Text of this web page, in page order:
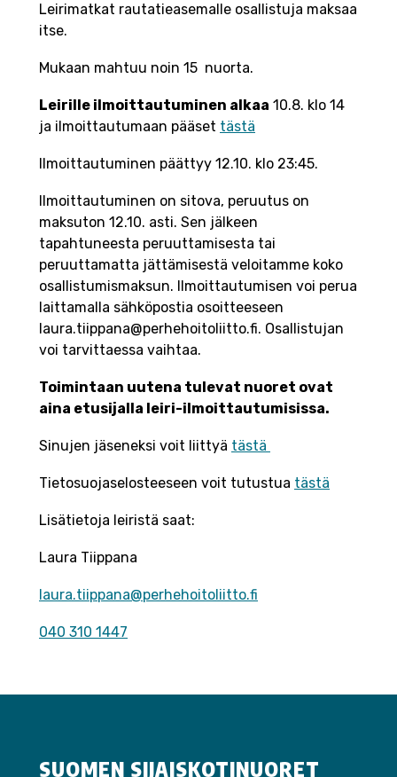
Leirimatkat rautatieasemalle osallistuja maksaa
itse.
Mukaan mahtuu noin 15 nuorta.
Leirille ilmoittautuminen alkaa 10.8. klo 14
ja ilmoittautumaan pääset tästä
Ilmoittautuminen päättyy 12.10. klo 23:45.
Ilmoittautuminen on sitova, peruutus on
maksuton 12.10. asti. Sen jälkeen
tapahtuneesta peruuttamisesta tai
peruuttamatta jättämisestä veloitamme koko
osallistumismaksun. Ilmoittautumisen voi perua
laittamalla sähköpostia osoitteeseen
laura.tiippana@perhehoitoliitto.fi. Osallistujan
voi tarvittaessa vaihtaa.
Toimintaan uutena tulevat nuoret ovat
aina etusijalla leiri-ilmoittautumisissa.
Sinujen jäseneksi voit liittyä tästä
Tietosuojaselosteeseen voit tutustua tästä
Lisätietoja leiristä saat:
Laura Tiippana
laura.tiippana@perhehoitoliitto.fi
040 310 1447
SUOMEN SIJAISKOTINUORET